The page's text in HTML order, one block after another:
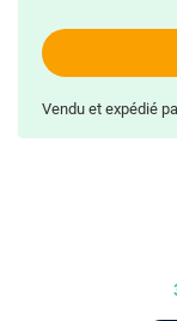
Vendu et expédié